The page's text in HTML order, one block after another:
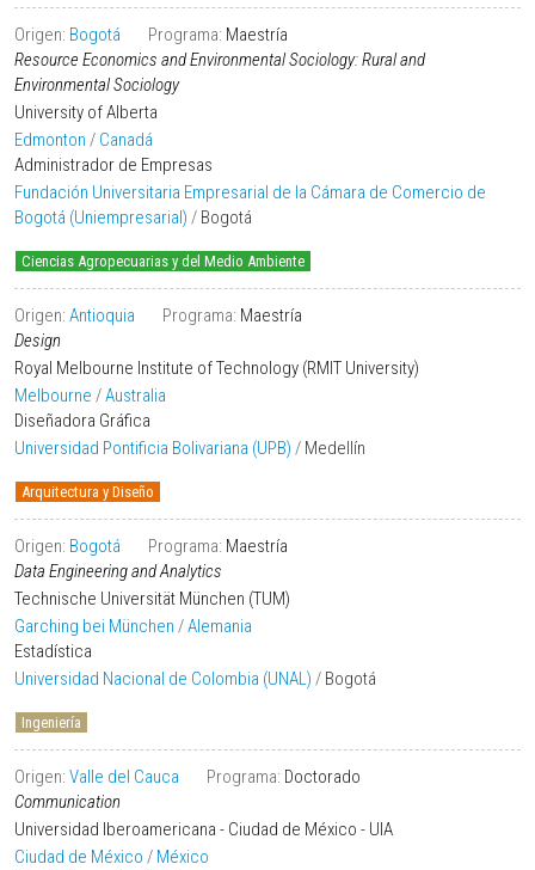
Origen: Bogotá Programa: Maestría
Resource Economics and Environmental Sociology: Rural and
Environmental Sociology
University of Alberta
Edmonton / Canadá
Administrador de Empresas
Fundación Universitaria Empresarial de la Cámara de Comercio de
Bogotá (Uniempresarial) / Bogotá
Ciencias Agropecuarias y del Medio Ambiente
Origen: Antioquia Programa: Maestría
Design
Royal Melbourne Institute of Technology (RMIT University)
Melbourne /Australia
Diseñadora Gráfica
Universidad Pontificia Bolivariana (UPB) / Medellín
Arquitectura y Diseño
Origen: Bogotá Programa: Maestría
Data Engineering and Analytics
Technische Universität München (TUM)
Garching bei München /Alemania
Estadística
Universidad Nacional de Colombia (UNAL) / Bogotá
Ingeniería
Origen: Valle del Cauca Programa: Doctorado
Communication
Universidad Iberoamericana - Ciudad de México - UIA
Ciudad de México / México